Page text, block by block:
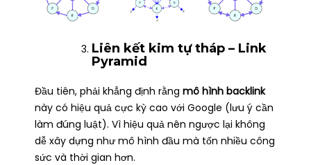
Liên kết kim tự tháp – Link
Pyramid
Đầu tiên, phải khẳng định rằng mô hình backlink
này có hiệu quả cực kỳ cao với Google (lưu ý cần
làm đúng luật). Vì hiệu quả nên ngược lại không
dễ xây dựng như mô hình đầu mà tốn nhiều công
sức và thời gian hơn.